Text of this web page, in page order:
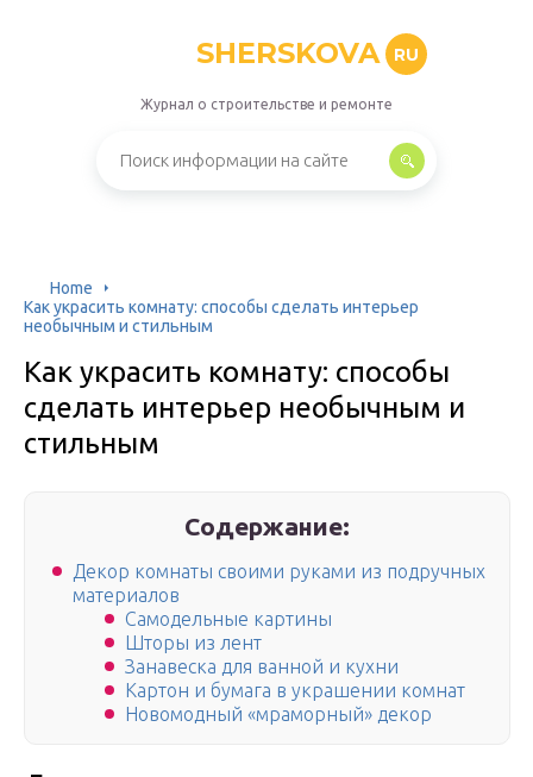
SHERSKOVA RU
Журнал о строительстве и ремонте
Home
Как украсить комнату: способы сделать интерьер
необычным и стильным
Как украсить комнату: способы
сделать интерьер необычным и
стильным
Содержание:
Декор комнаты своими руками из подручных
материалов
Самодельные картины
Шторы из лент
Занавеска для ванной и кухни
Картон и бумага в украшении комнат
Новомодный «мраморный» декор